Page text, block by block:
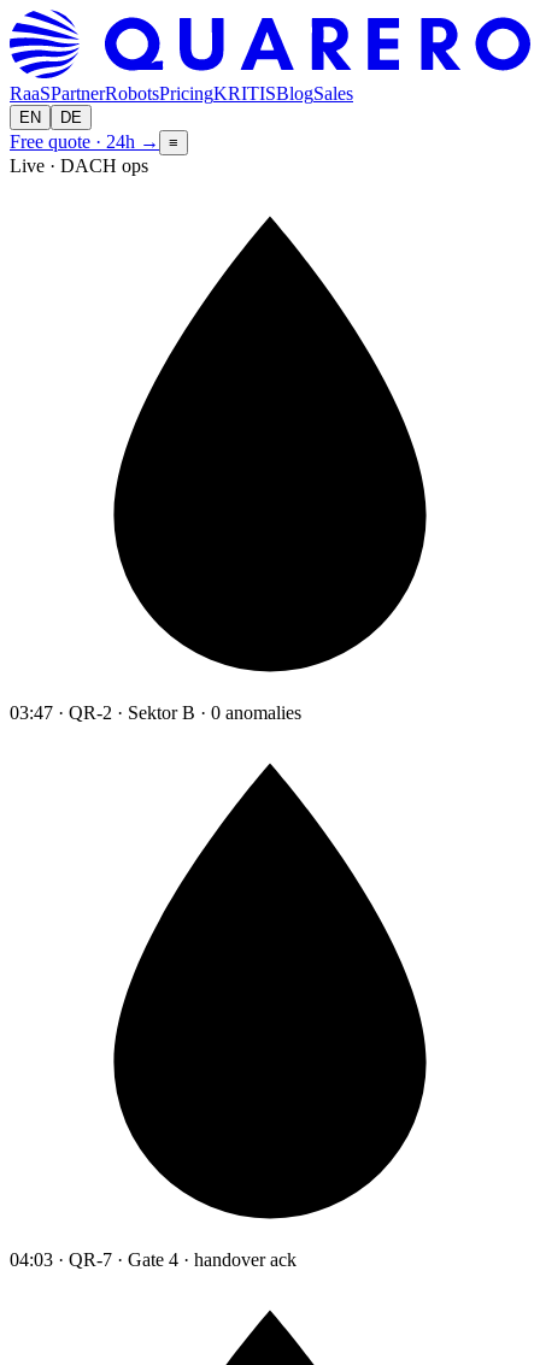
RaaSPartnerRobotsPricingKRITISBlogSales
EN DE
Free quote · 24h → ≡
Live · DACH ops
03:47 · QR-2 · Sektor B · 0 anomalies
04:03 · QR-7 · Gate 4 · handover ack